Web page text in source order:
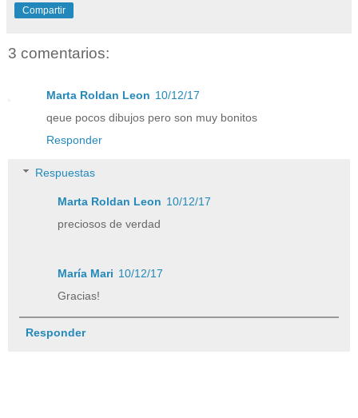
Compartir
3 comentarios:
Marta Roldan Leon 10/12/17
qeue pocos dibujos pero son muy bonitos
Responder
Respuestas
Marta Roldan Leon 10/12/17
preciosos de verdad
María Mari 10/12/17
Gracias!
Responder